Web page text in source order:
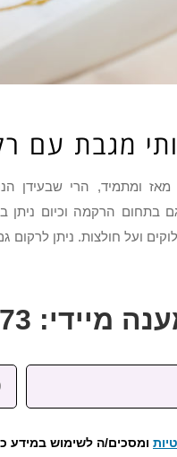
מגבת עם
ומתמיד, הרי שבעידן
בתחום הרקמה וכיום
ועל חולצות. ניתן
מיידי: 072-3922-473
ומסכים/ה לשימוש במידע